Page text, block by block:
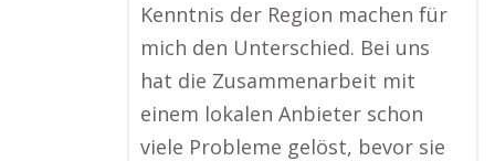
Kenntnis der Region machen für
mich den Unterschied. Bei uns
hat die Zusammenarbeit mit
einem lokalen Anbieter schon
viele Probleme gelöst, bevor sie